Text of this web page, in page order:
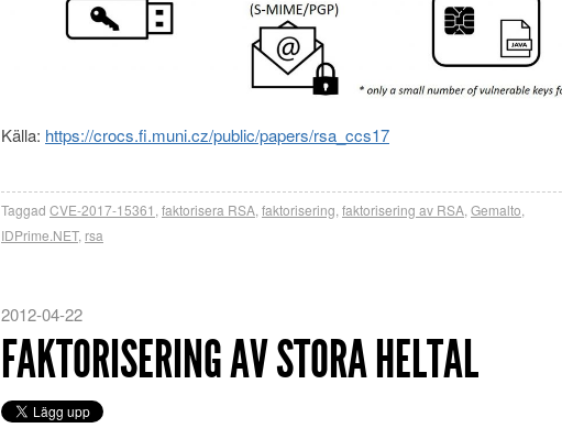
Källa: https://crocs.fi.muni.cz/public/papers/rsa_ccs17
Taggad CVE-2017-15361 faktorisera RSA faktorisering faktorisering av RSA Gemalto
IDPrime.NET, rsa
2012-04-22
FAKTORISERING AV STORA HELTAL